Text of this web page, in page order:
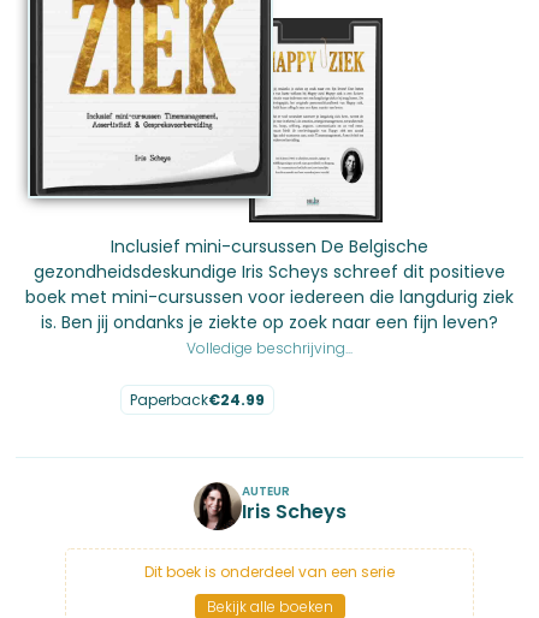
Inclusief mini-cursussen De Belgische
gezondheidsdeskundige Iris Scheys schreef dit positieve
boek met mini-cursussen voor iedereen die langdurig ziek
is. Ben jij ondanks je ziekte op zoek naar een fijn leven?
Volledige beschrijving...
Paperback€24.99
AUTEUR
Iris Scheys
Dit boek is onderdeel van een serie
Bekijk alle boeken